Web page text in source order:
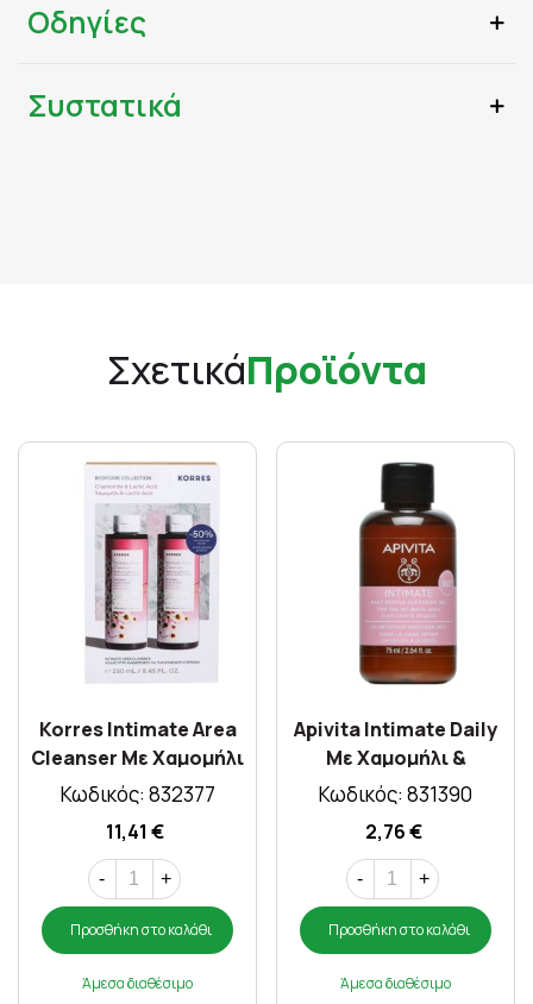
Οδηγίες
Συστατικά
ΣχετικάΠροϊόντα
Korres Intimate Area
Cleanser Με Χαμομήλι
& Lactic Acid 250 ml 1+1
Κωδικός: 832377
11,41 €
- +
Προσθήκη στο καλάθι
Άμεσα διαθέσιμο
Apivita Intimate Daily
Με Χαμομήλι &
Πρόπολη 75ml
Κωδικός: 831390
2,76 €
- +
Προσθήκη στο καλάθι
Άμεσα διαθέσιμο